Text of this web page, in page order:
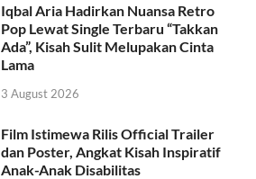
Iqbal Aria Hadirkan Nuansa Retro
Pop Lewat Single Terbaru “Takkan
Ada”, Kisah Sulit Melupakan Cinta
Lama
3 August 2026
Film Istimewa Rilis Official Trailer
dan Poster, Angkat Kisah Inspiratif
Anak-Anak Disabilitas